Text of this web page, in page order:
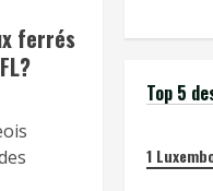
ferrés
Top 5
1